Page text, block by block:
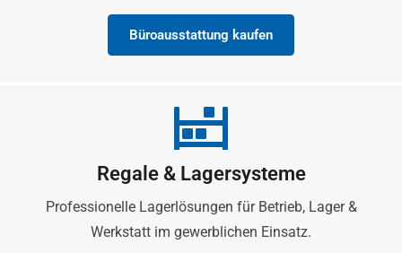
Büroausstattung kaufen
Regale & Lagersysteme
Professionelle Lagerlösungen für Betrieb, Lager &
Werkstatt im gewerblichen Einsatz.